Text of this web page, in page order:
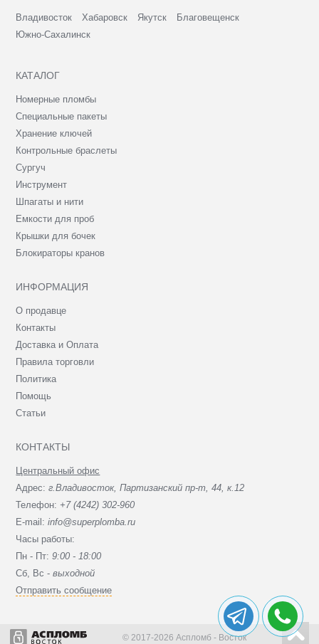
Владивосток Хабаровск Якутск
Благовещенск
Южно-Сахалинск
КАТАЛОГ
Номерные пломбы
Специальные пакеты
Хранение ключей
Контрольные браслеты
Сургуч
Инструмент
Шпагаты и нити
Емкости для проб
Крышки для бочек
Блокираторы кранов
ИНФОРМАЦИЯ
О продавце
Контакты
Доставка и Оплата
Правила торговли
Политика
Помощь
Статьи
КОНТАКТЫ
Центральный офис
Адрес:г.Владивосток, Партизанский пр-т, 44, к.12
Телефон: +7 (4242) 302-960
E-mail:info@superplomba.ru
Часы работы:
Пн - Пт:9:00 - 18:00
Сб, Вc -выходной
Отправить сообщение
© 2017-2026 Аспломб - Восток